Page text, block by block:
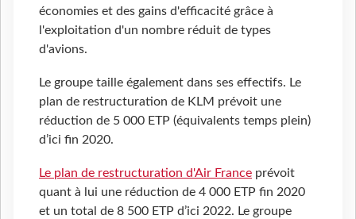
économies et des gains d'efficacité grâce à
l'exploitation d'un nombre réduit de types
d'avions.
Le groupe taille également dans ses effectifs. Le
plan de restructuration de KLM prévoit une
réduction de 5 000 ETP (équivalents temps plein)
d’ici fin 2020.
Le plan de restructuration d'Air France prévoit
quant à lui une réduction de 4 000 ETP fin 2020
et un total de 8 500 ETP d’ici 2022. Le groupe